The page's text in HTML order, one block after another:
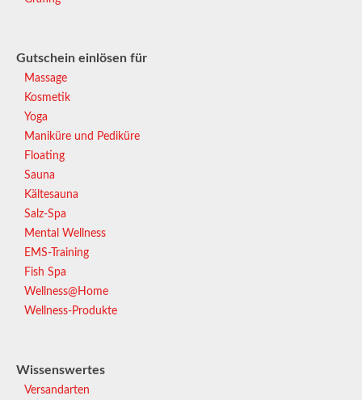
Gutschein einlösen für
Massage
Kosmetik
Yoga
Maniküre und Pediküre
Floating
Sauna
Kältesauna
Salz-Spa
Mental Wellness
EMS-Training
Fish Spa
Wellness@Home
Wellness-Produkte
Wissenswertes
Versandarten